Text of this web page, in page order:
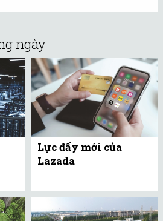
ngày
Lực đẩy mới của
Lazada